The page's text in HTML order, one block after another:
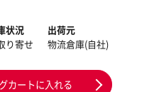
状況
り寄せ
出荷元
物流倉庫(自社)
カートに入れる